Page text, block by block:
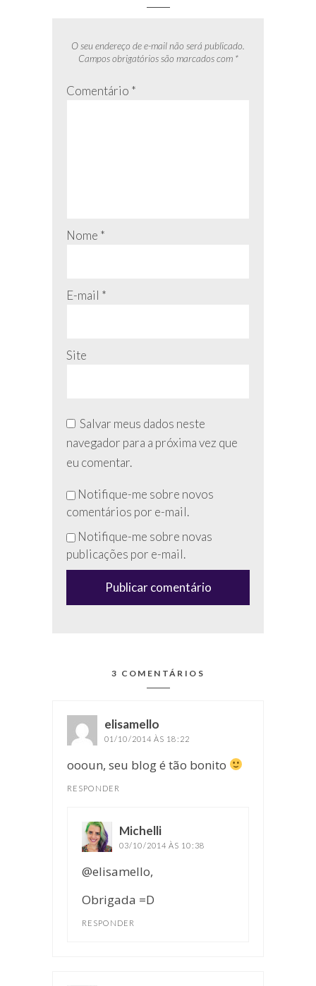
O seu endereço de e-mail não será publicado.
Campos obrigatórios são marcados com *
Comentário *
Nome *
E-mail *
Site
Salvar meus dados neste
navegador para a próxima vez que
eu comentar.
Não
preencha
esse
campo
(anti-
Notifique-me sobre novos
comentários por e-mail.
Notifique-me sobre novas
publicações por e-mail.
3 COMENTÁRIOS
elisamello
01/10/2014 ÀS 18:22
oooun, seu blog é tão bonito
RESPONDER
Michelli
03/10/2014 ÀS 10:38
@elisamello,
Obrigada =D
RESPONDER